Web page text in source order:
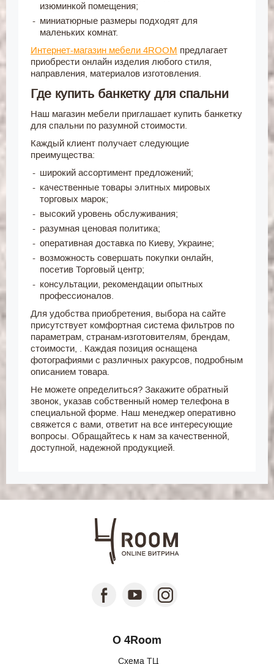
изюминкой помещения;
миниатюрные размеры подходят для
маленьких комнат.
Интернет-магазин мебели 4ROOM предлагает
приобрести онлайн изделия любого стиля,
направления, материалов изготовления.
Где купить банкетку для спальни
Наш магазин мебели приглашает купить банкетку
для спальни по разумной стоимости.
Каждый клиент получает следующие
преимущества:
широкий ассортимент предложений;
качественные товары элитных мировых
торговых марок;
высокий уровень обслуживания;
разумная ценовая политика;
оперативная доставка по Киеву, Украине;
возможность совершать покупки онлайн,
посетив Торговый центр;
консультации, рекомендации опытных
профессионалов.
Для удобства приобретения, выбора на сайте
присутствует комфортная система фильтров по
параметрам, странам-изготовителям, брендам,
стоимости, . Каждая позиция оснащена
фотографиями с различных ракурсов, подробным
описанием товара.
Не можете определиться? Закажите обратный
звонок, указав собственный номер телефона в
специальной форме. Наш менеджер оперативно
свяжется с вами, ответит на все интересующие
вопросы. Обращайтесь к нам за качественной,
доступной, надежной продукцией.
О 4Room
Схема ТЦ